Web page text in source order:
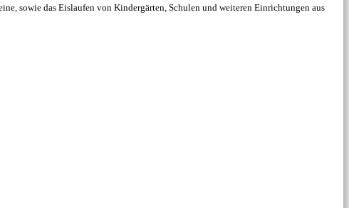
sowie das Eislaufen von Kindergärten, Schulen und weiteren Einrichtungen aus